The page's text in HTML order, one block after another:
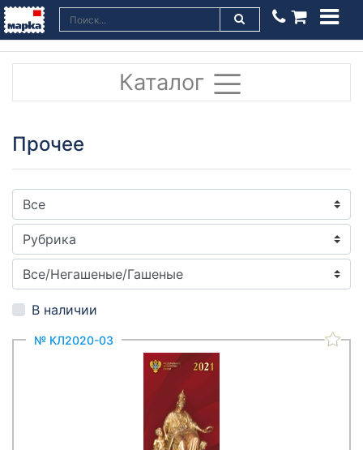
Каталог
Прочее
В наличии
№ КЛ2020-03